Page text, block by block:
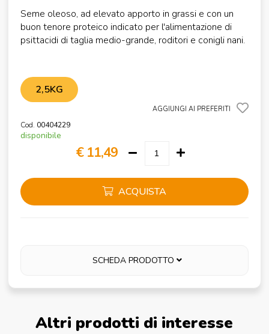
Seme oleoso, ad elevato apporto in grassi e con un
buon tenore proteico indicato per l'alimentazione di
psittacidi di taglia medio-grande, roditori e conigli nani.
2,5KG
AGGIUNGI AI PREFERITI
Cod. 00404229
disponibile
€ 11,49
ACQUISTA
SCHEDA PRODOTTO
Altri prodotti di interesse